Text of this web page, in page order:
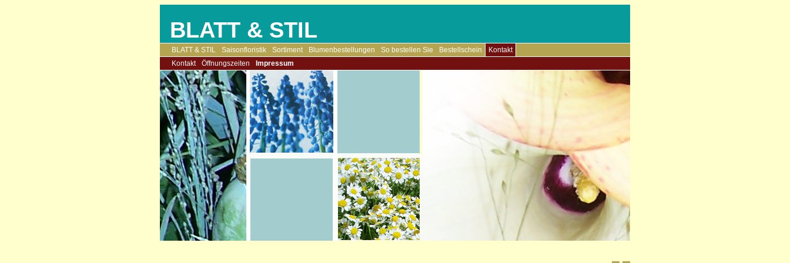
BLATT & STIL
BLATT & STIL Saisonfloristik Sortiment Blumenbestellungen So bestellen Sie Bestellschein
Kontakt
Kontakt
Öffnungszeiten Impressum